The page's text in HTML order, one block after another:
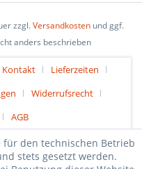
zzgl.Versandkosten und ggf.
anders beschrieben
Kontakt
Lieferzeiten
Widerrufsrecht
AGB
für den technischen Betrieb
stets gesetzt werden.